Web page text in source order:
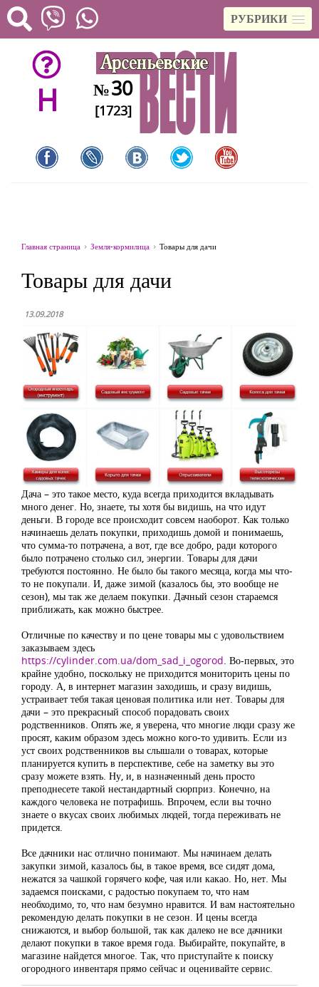
РУБРИКИ
H №30
[1723]
Главная страница Земля-кормилица Товары для дачи
Товары для дачи
13.09.2018
Дача – это такое место, куда всегда приходится вкладывать
много денег. Но, знаете, ты хотя бы видишь, на что идут
деньги. В городе все происходит совсем наоборот. Как только
начинаешь делать покупки, приходишь домой и понимаешь,
что сумма-то потрачена, а вот, где все добро, ради которого
было потрачено столько сил, энергии. Товары для дачи
требуются постоянно. Не было бы такого месяца, когда мы что-
то не покупали. И, даже зимой (казалось бы, это вообще не
сезон), мы так же делаем покупки. Дачный сезон стараемся
приближать, как можно быстрее.
Отличные по качеству и по цене товары мы с удовольствием
заказываем здесь
https://cylinder.com.ua/dom_sad_i_ogorod . Во-первых, это
крайне удобно, поскольку не приходится мониторить цены по
городу. А, в интернет магазин заходишь, и сразу видишь,
устраивает тебя такая ценовая политика или нет. Товары для
дачи – это прекрасный способ порадовать своих
родственников. Опять же, я уверена, что многие люди сразу же
просят, каким образом здесь можно кого-то удивить. Если из
уст своих родственников вы слышали о товарах, которые
планируется купить в перспективе, себе на заметку вы это
сразу можете взять. Ну, и, в назначенный день просто
преподнесете такой нестандартный сюрприз. Конечно, на
каждого человека не потрафишь. Впрочем, если вы точно
знаете о вкусах своих любимых людей, тогда переживать не
придется.
Все дачники нас отлично понимают. Мы начинаем делать
закупки зимой, казалось бы, в такое время, все сидят дома,
нежатся за чашкой горячего кофе, чая или какао. Но, нет. Мы
задаемся поисками, с радостью покупаем то, что нам
необходимо, то, что нам безумно нравится. И вам настоятельно
рекомендую делать покупки в не сезон. И цены всегда
снижаются, и выбор большой, так как далеко не все дачники
делают покупки в такое время года. Выбирайте, покупайте, в
магазине найдется многое. Так, что приступайте к поиску
огородного инвентаря прямо сейчас и оценивайте сервис.